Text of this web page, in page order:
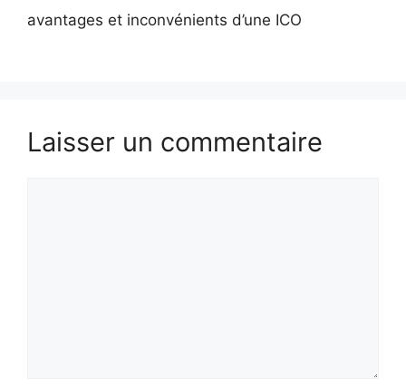
avantages et inconvénients d’une ICO
Laisser un commentaire